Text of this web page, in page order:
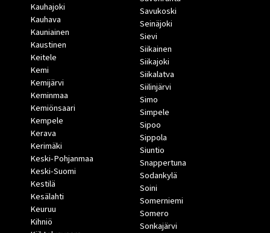
Kauhajoki
Kauhava
Kauniainen
Kaustinen
Keitele
Kemi
Kemijärvi
Keminmaa
Kemiönsaari
Kempele
Kerava
Kerimäki
Keski-Pohjanmaa
Keski-Suomi
Kestilä
Kesälahti
Keuruu
Kihniö
Savukoski
Seinäjoki
Sievi
Siikainen
Siikajoki
Siikalatva
Siilinjärvi
Simo
Simpele
Sipoo
Sippola
Siuntio
Snappertuna
Sodankylä
Soini
Somerniemi
Somero
Sonkajärvi